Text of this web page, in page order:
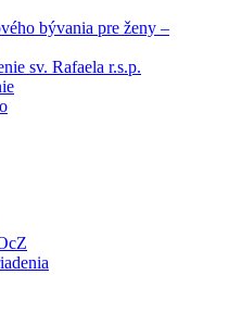
bývania pre ženy –
sv. Rafaela r.s.p.